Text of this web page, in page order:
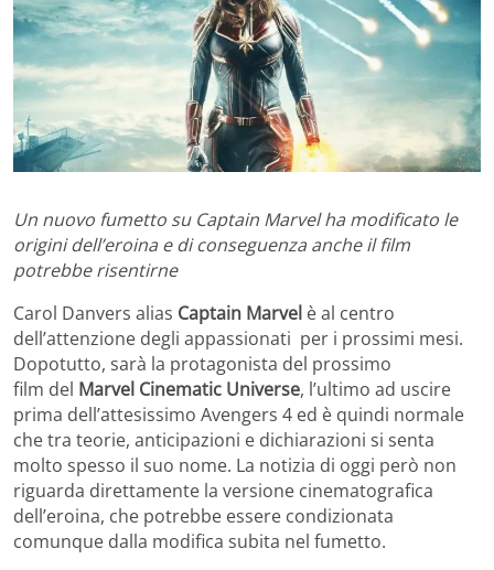
Un nuovo fumetto su Captain Marvel ha modificato le
origini dell’eroina e di conseguenza anche il film
potrebbe risentirne
Carol Danvers alias Captain Marvel è al centro
dell’attenzione degli appassionati per i prossimi mesi.
Dopotutto, sarà la protagonista del prossimo
film del Marvel Cinematic Universe, l’ultimo ad uscire
prima dell’attesissimo Avengers 4 ed è quindi normale
che tra teorie, anticipazioni e dichiarazioni si senta
molto spesso il suo nome. La notizia di oggi però non
riguarda direttamente la versione cinematografica
dell’eroina, che potrebbe essere condizionata
comunque dalla modifica subita nel fumetto.